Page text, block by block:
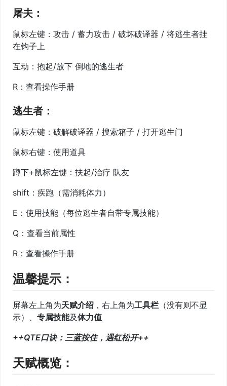
屠夫：
鼠标左键：攻击 / 蓄力攻击 / 破坏破译器 / 将逃生者挂
在钩子上
互动：抱起/放下 倒地的逃生者
R：查看操作手册
逃生者：
鼠标左键：破解破译器 / 搜索箱子 / 打开逃生门
鼠标右键：使用道具
蹲下+鼠标左键：扶起/治疗 队友
shift：疾跑（需消耗体力）
E：使用技能（每位逃生者自带专属技能）
Q：查看当前属性
R：查看操作手册
温馨提示：
屏幕左上角为天赋介绍 ，右上角为工具栏 （没有则不显
示）、 专属技能及体力值
++QTE口诀：三蓝按住，遇红松开++
天赋概览：